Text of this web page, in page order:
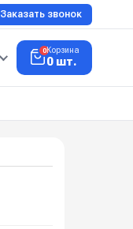
Заказать звонок
0Корзина
0 шт.